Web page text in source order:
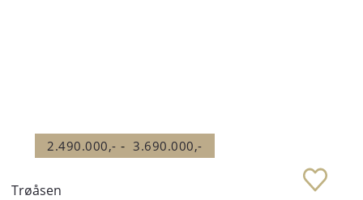
2.490.000,- - 3.690.000,-
Trøåsen